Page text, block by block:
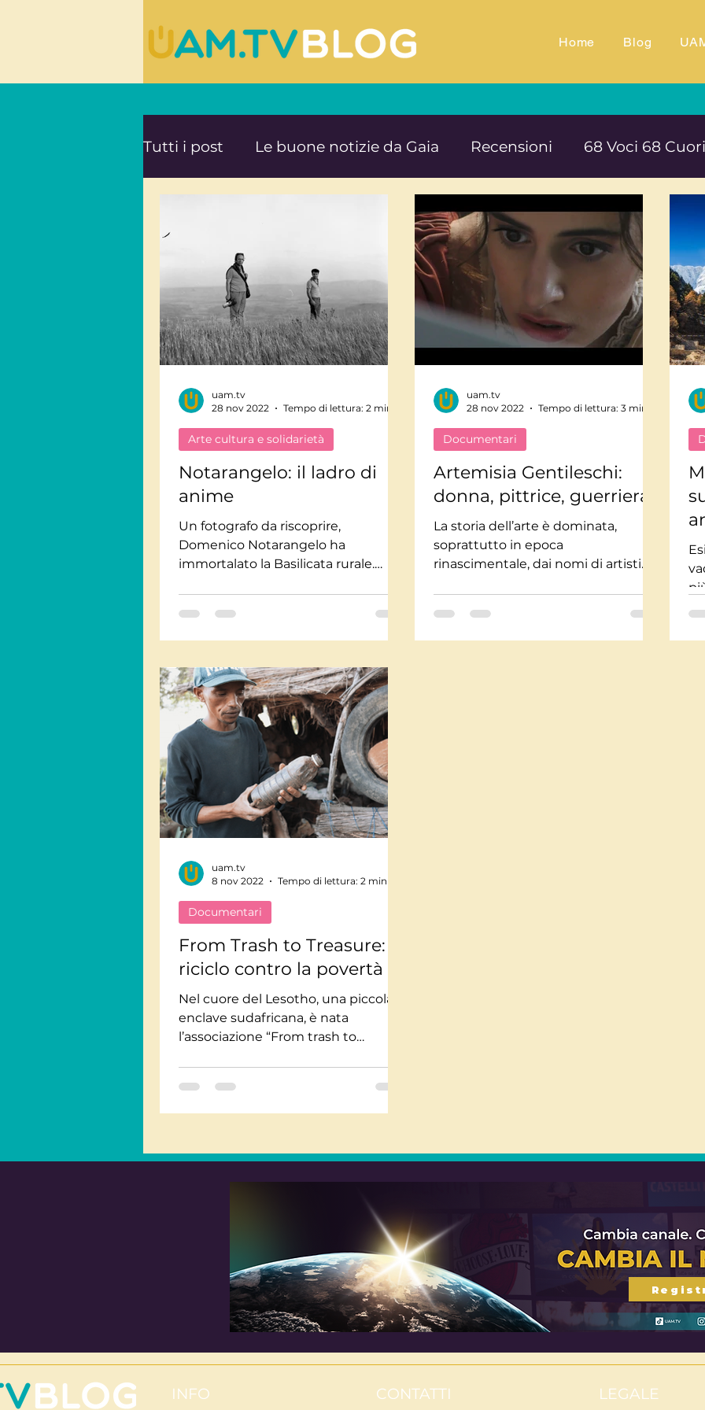
Home Blog
Tutti i post Le buone notizie da Gaia Recensioni 68 Voci 68 Cuori
Animali Ambiente
Mente e Spiritualità Impegno e denuncia sociale Equilibrio e
Viaggi consapevoli Arte cultura e solidarietà Educazione e
Viaggi Consapevoli Mindfulnes e Olismo
Interviste impossibili Misteri Tecnologia
Giornate Mondiali Salute Medicina Interviste
Notarangelo: il ladro di
anime
Un fotografo da riscoprire,
Domenico Notarangelo ha
immortalato la Basilicata rurale.
Arte cultura e solidarietà
uam.tv
28 nov 2022
Tempo di lettura: 2 min
Artemisia Gentileschi:
donna, pittrice, guerriera
La storia dell’arte è dominata,
soprattutto in epoca
rinascimentale, dai nomi di artisti
Documentari
uam.tv
28 nov 2022
Tempo di lettura: 3 min
From Trash to Treasure: il
riciclo contro la povertà
Nel cuore del Lesotho, una piccola
enclave sudafricana, è nata
l’associazione “From trash to
Documentari
uam.tv
8 nov 2022
Tempo di lettura: 2 min
INFO CONTATTI LEGALE